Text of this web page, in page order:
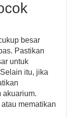
besar
Pastikan
untuk
itu, jika
akuarium.
mematikan